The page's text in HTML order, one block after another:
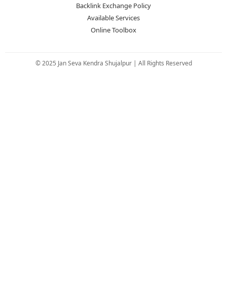
Backlink Exchange Policy
Available Services
Online Toolbox
© 2025 Jan Seva Kendra Shujalpur | All Rights Reserved